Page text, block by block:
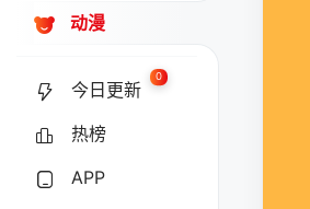
动漫
今日更新
0
热榜
APP